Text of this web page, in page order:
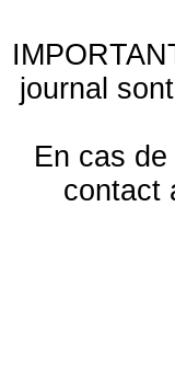
journal
En cas
contact